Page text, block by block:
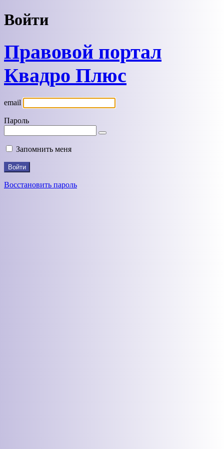
Войти
Правовой портал
Квадро Плюс
email
Пароль
Запомнить меня
Восстановить пароль